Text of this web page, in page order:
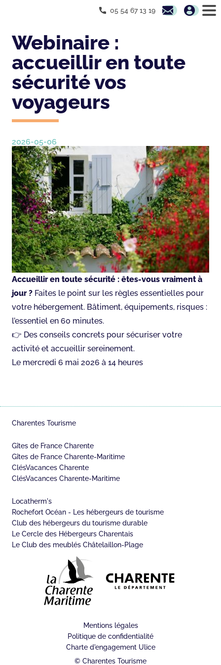
05 54 67 13 19
Webinaire :
accueillir en toute
sécurité vos
voyageurs
2026-05-06
Accueillir en toute sécurité : êtes-vous vraiment à
jour ? Faites le point sur les règles essentielles pour
votre hébergement. Bâtiment, équipements, risques :
l’essentiel en 60 minutes.
👉 Des conseils concrets pour sécuriser votre
activité et accueillir sereinement.
Le mercredi 6 mai 2026 à 14 heures
Charentes Tourisme
Gîtes de France Charente
Gîtes de France Charente-Maritime
ClésVacances Charente
ClésVacances Charente-Maritime
Locatherm's
Rochefort Océan - Les hébergeurs de tourisme
Club des hébergeurs du tourisme durable
Le Cercle des Hébergeurs Charentais
Le Club des meublés Châtelaillon-Plage
© Charentes Tourisme
Mentions légales
Politique de confidentialité
Charte d'engagement Ulice